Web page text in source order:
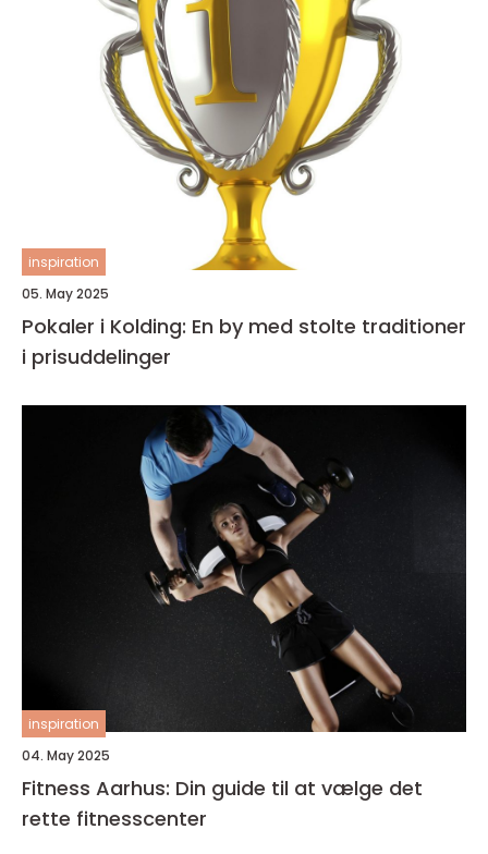
inspiration
05. May 2025
Pokaler i Kolding: En by med stolte traditioner
i prisuddelinger
inspiration
04. May 2025
Fitness Aarhus: Din guide til at vælge det
rette fitnesscenter